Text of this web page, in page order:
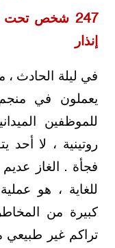
247 شخص
إنذار
يعملون في
للموظفين
روتينية ، لا
فجأة . الغاز
للغاية ، هو
كبيرة من
تراكم غير